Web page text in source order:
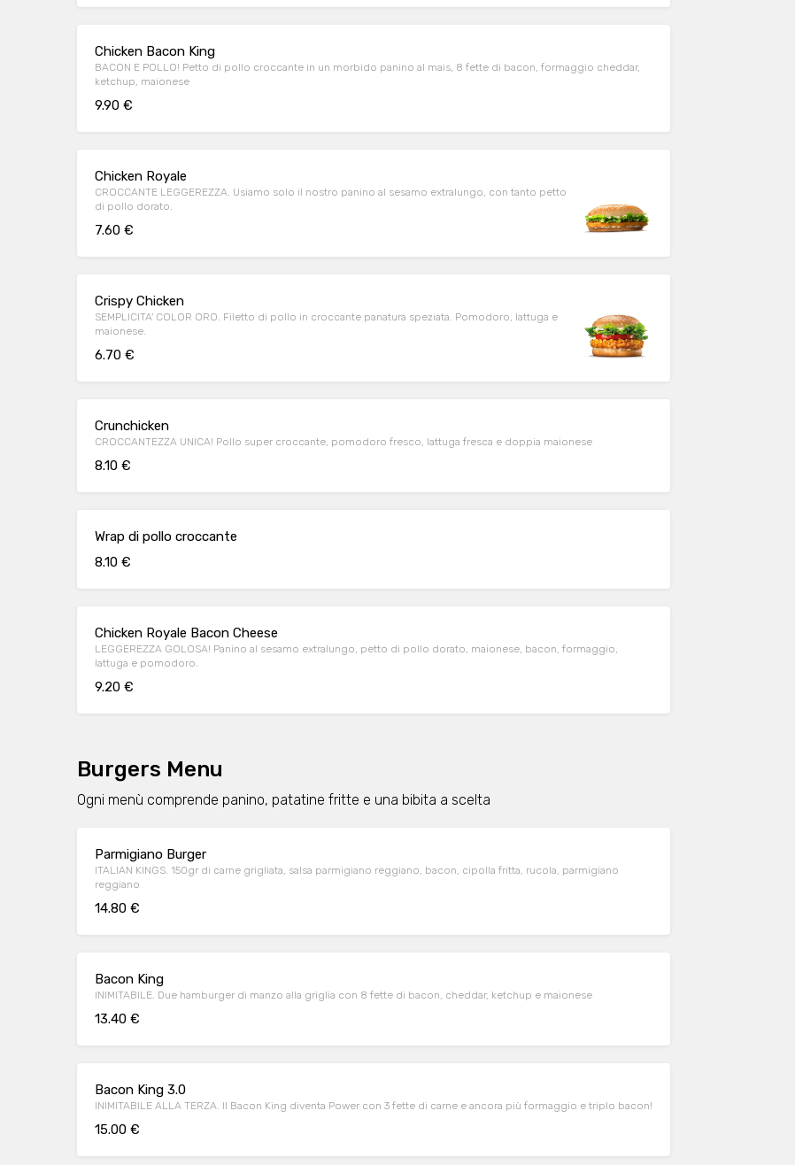
Chicken Bacon King
BACON E POLLO! Petto di pollo croccante in un morbido panino al mais, 8 fette di bacon, formaggio cheddar,
ketchup, maionese
9.90 €
Chicken Royale
CROCCANTE LEGGEREZZA. Usiamo solo il nostro panino al sesamo extralungo, con tanto petto
di pollo dorato.
7.60 €
Crispy Chicken
SEMPLICITA' COLOR ORO. Filetto di pollo in croccante panatura speziata. Pomodoro, lattuga e
maionese.
6.70 €
Crunchicken
CROCCANTEZZA UNICA! Pollo super croccante, pomodoro fresco, lattuga fresca e doppia maionese
8.10 €
Wrap di pollo croccante
8.10 €
Chicken Royale Bacon Cheese
LEGGEREZZA GOLOSA! Panino al sesamo extralungo, petto di pollo dorato, maionese, bacon, formaggio,
lattuga e pomodoro.
9.20 €
Burgers Menu
Ogni menù comprende panino, patatine fritte e una bibita a scelta
Parmigiano Burger
ITALIAN KINGS. 150gr di carne grigliata, salsa parmigiano reggiano, bacon, cipolla fritta, rucola, parmigiano
reggiano
14.80 €
Bacon King
INIMITABILE. Due hamburger di manzo alla griglia con 8 fette di bacon, cheddar, ketchup e maionese
13.40 €
Bacon King 3.0
INIMITABILE ALLA TERZA. Il Bacon King diventa Power con 3 fette di carne e ancora più formaggio e triplo bacon!
15.00 €